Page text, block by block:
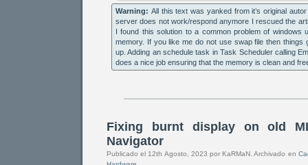
Warning: All this text was yanked from it’s original
server does not work/respond anymore I rescued the
I found this solution to a common problem of windows
memory. If you like me do not use swap file then things
up. Adding an schedule task in Task Scheduler calling
does a nice job ensuring that the memory is clean and
Fixing burnt display on old
Navigator
Publicado el 12th Agosto, 2023 por KaRMaN. Archivado en